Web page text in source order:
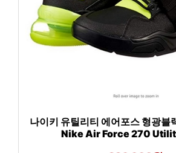
나이키 유틸리티 에어포스 형광블
Nike Air Force 270